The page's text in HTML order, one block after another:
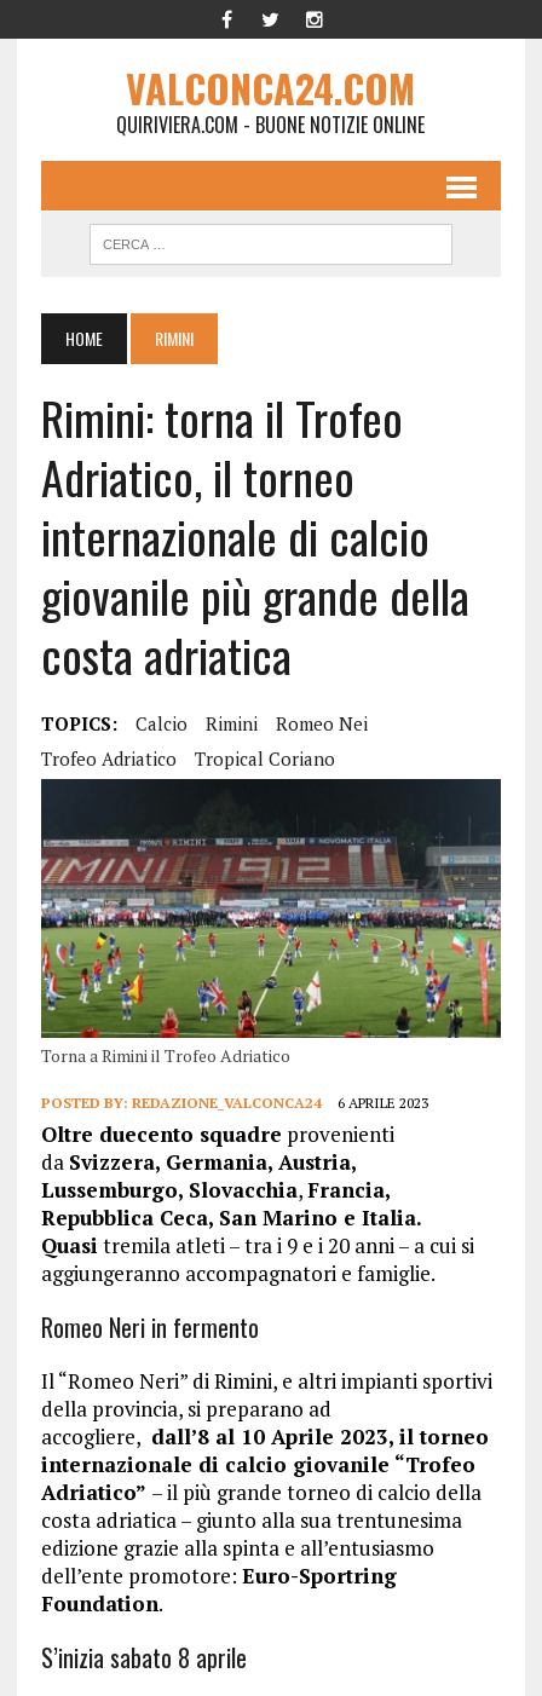
VALCONCA24.COM
QUIRIVIERA.COM - BUONE NOTIZIE ONLINE
HOME RIMINI
Rimini: torna il Trofeo
Adriatico, il torneo
internazionale di calcio
giovanile più grande della
costa adriatica
TOPICS: Calcio Rimini
Romeo Nei
Trofeo Adriatico
Tropical Coriano
Torna a Rimini il Trofeo Adriatico
POSTED BY: REDAZIONE_VALCONCA24 6 APRILE 2023
Oltre duecento squadre provenienti
da Svizzera, Germania, Austria,
Lussemburgo, Slovacchia,Francia,
Repubblica Ceca, San Marino e Italia.
Quasi tremila atleti – tra i 9 e i 20 anni – a cui si
aggiungeranno accompagnatori e famiglie.
Romeo Neri in fermento
Il “Romeo Neri” di Rimini, e altri impianti sportivi
della provincia, si preparano ad
accogliere, dall’8 al 10 Aprile 2023, il torneo
internazionale di calcio giovanile “Trofeo
Adriatico” – il più grande torneo di calcio della
costa adriatica – giunto alla sua trentunesima
edizione grazie alla spinta e all’entusiasmo
dell’ente promotore: Euro-Sportring
Foundation.
S’inizia sabato 8 aprile